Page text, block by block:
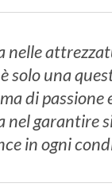
nelle
solo una
di passione
nel garantire
in ogni